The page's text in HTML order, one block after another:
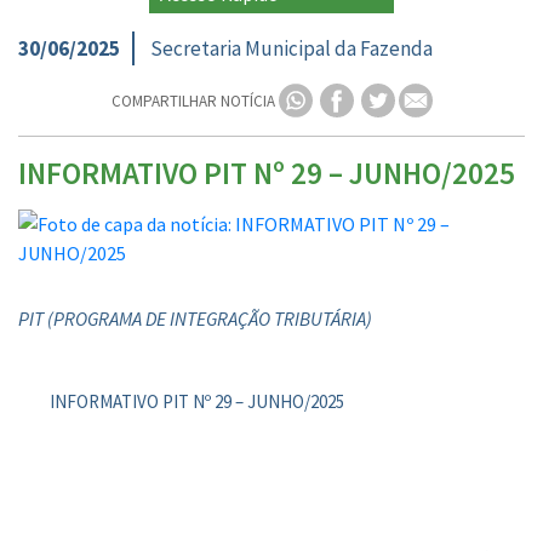
30/06/2025 Secretaria Municipal da Fazenda
COMPARTILHAR NOTÍCIA
INFORMATIVO PIT Nº 29 – JUNHO/2025
PIT (PROGRAMA DE INTEGRAÇÃO TRIBUTÁRIA)
INFORMATIVO PIT Nº 29 – JUNHO/2025